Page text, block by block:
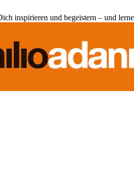
inspirieren und begeistern – und